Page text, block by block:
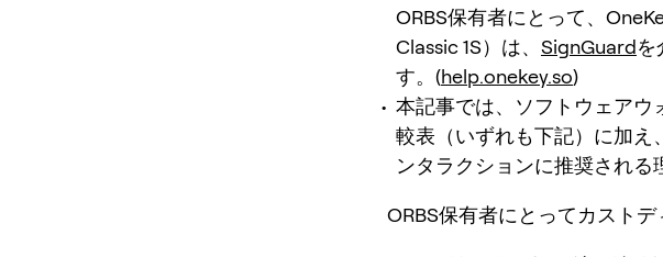
ORBS保有者にとって、
Classic 1S）は、 SignGuardを
す。(help.onekey.so)
本記事では、ソフトウェアウ
較表（いずれも下記）に加え
ンタラクションに推奨される
ORBS保有者にとってカスト